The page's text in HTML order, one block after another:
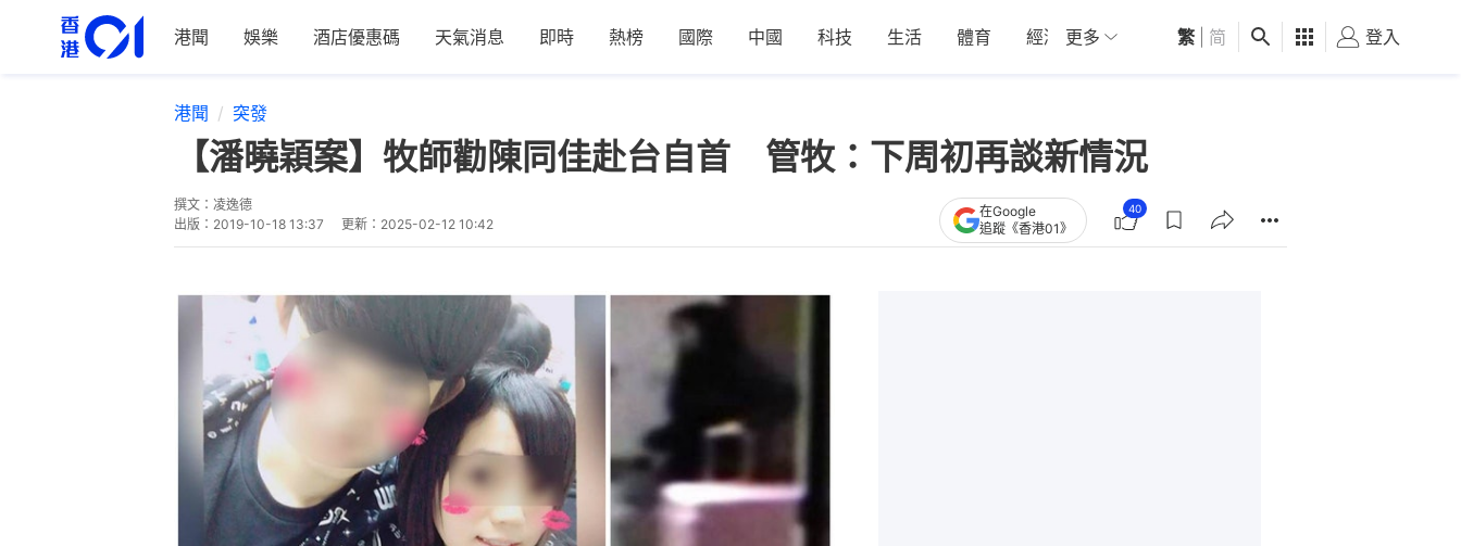
港聞 娛樂 酒店優惠碼 天氣消息 即時 熱榜 國際 中國 科技 生活 體育 經濟 01深圳 觀點 健康 好食玩飛
更多 繁 简 登入
港聞 突發
【潘曉穎案】牧師勸陳同佳赴台自首 管牧：下周初再談新情況
撰文： 凌逸德
出版： 2019-10-18 13:37 更新： 2025-02-12 10:42
在Google
追蹤《香港01》
40